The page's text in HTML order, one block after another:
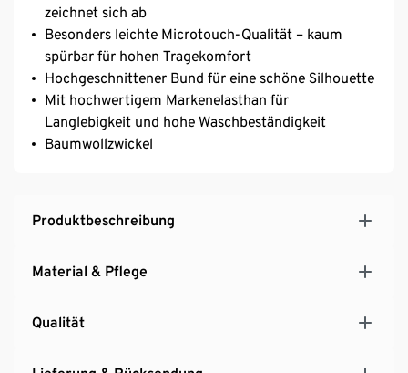
zeichnet sich ab
Besonders leichte Microtouch-Qualität – kaum
spürbar für hohen Tragekomfort
Hochgeschnittener Bund für eine schöne Silhouette
Mit hochwertigem Markenelasthan für
Langlebigkeit und hohe Waschbeständigkeit
Baumwollzwickel
Produktbeschreibung
Material & Pflege
Qualität